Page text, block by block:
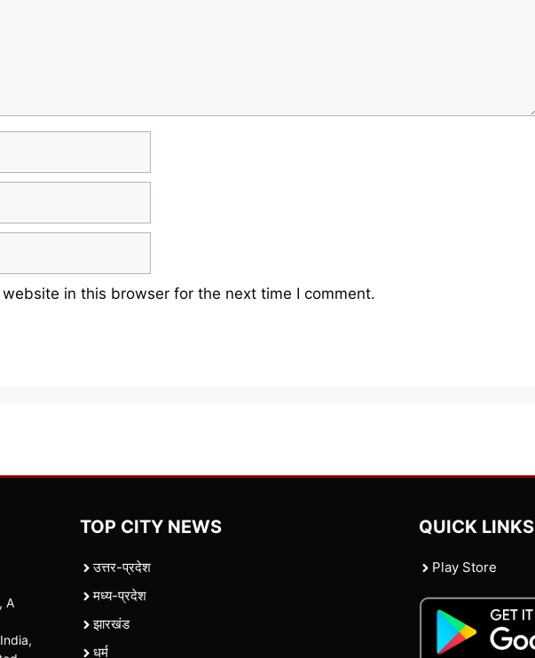
in this browser for the next time I comment.
A
TOP CITY NEWS
उत्तर-प्रदेश
मध्य-प्रदेश
झारखंड
धर्म
QUICK LINKS
Play Store